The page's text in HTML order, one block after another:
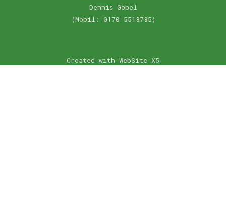
Created with WebSite X5
Dennis Göbel
(Mobil: 0170 5518785)